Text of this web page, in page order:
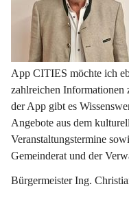
App CITIES möchte ich
zahlreichen Informationen
der App gibt es
Angebote aus dem
Veranstaltungstermine
Gemeinderat und der
Bürgermeister Ing.